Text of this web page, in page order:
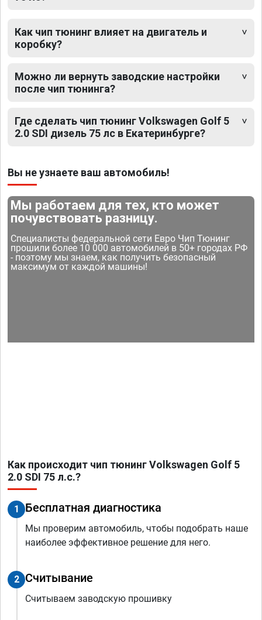
Как чип тюнинг влияет на двигатель и
коробку?
Можно ли вернуть заводские настройки
после чип тюнинга?
Где сделать чип тюнинг Volkswagen Golf 5
2.0 SDI дизель 75 лс в Екатеринбурге?
Вы не узнаете ваш автомобиль!
Мы работаем для тех, кто может
почувствовать разницу.
Специалисты федеральной сети Евро Чип Тюнинг
прошили более 10 000 автомобилей в 50+ городах РФ
- поэтому мы знаем, как получить безопасный
максимум от каждой машины!
Как происходит чип тюнинг Volkswagen Golf 5
2.0 SDI 75 л.с.?
1 Бесплатная диагностика
Мы проверим автомобиль, чтобы подобрать наше
наиболее эффективное решение для него.
2 Считывание
Считываем заводскую прошивку